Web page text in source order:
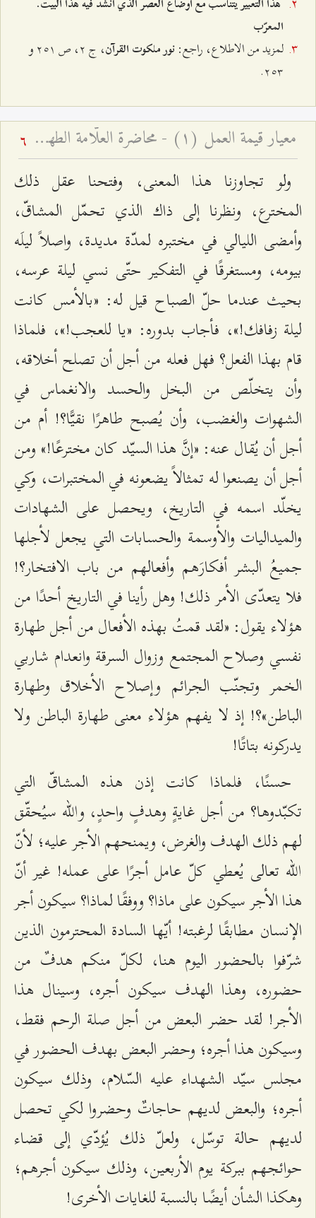
المعرّب
لمزيد من الاطلاع، راجع: نور ملكوت القرآن
، ج ٢، ص ٢٥۱ و
٢٥٣.
معيار قيمة العمل (۱) - محاضرة العلّامة الطهرانيّ في الأربعين 6
ولو تجاوزنا هذا المعنى، وفتحنا عقل ذلك
المخترع، ونظرنا إلى ذاك الذي تحمّل المشاقّ،
وأمضى الليالي في مختبره لمدّة مديدة، واصلاً ليلَه
بيومه، ومستغرقًا في التفكير حتّى نسي ليلة عرسه،
بحيث عندما حلّ الصباح قيل له: «بالأمس كانت
ليلة زفافك!»، فأجاب بدوره: «يا للعجب!»، فلماذا
قام بهذا الفعل؟ فهل فعله من أجل أن تصلح أخلاقه،
وأن يتخلّص من البخل والحسد والانغماس في
الشهوات والغضب، وأن يُصبح طاهرًا نقيًّا؟! أم من
أجل أن يُقال عنه: «إنَّ هذا السيّد كان مخترعًا!» ومن
أجل أن يصنعوا له تمثالاً يضعونه في المختبرات، وكي
يخلّد اسمه في التاريخ، ويحصل على الشهادات
والميداليات والأوسمة والحسابات التي يجعل لأجلها
جميعُ البشر أفكارَهم وأفعالهم من باب الافتخار؟!
فلا يتعدّى الأمر ذلك! وهل رأينا في التاريخ أحدًا من
هؤلاء يقول: «لقد قمتُ بهذه الأفعال من أجل طهارة
نفسي وصلاح المجتمع وزوال السرقة وانعدام شاربي
الخمر وتجنّب الجرائم وإصلاح الأخلاق وطهارة
الباطن»؟! إذ لا يفهم هؤلاء معنى طهارة الباطن ولا
يدركونه بتاتًا!
حسنًا، فلماذا كانت إذن هذه المشاقّ التي
تكبّدوها؟ من أجل غايةٍ وهدفٍ واحدٍ، والله سيُحقّق
لهم ذلك الهدف والغرض، ويمنحهم الأجر عليه؛ لأنّ
الله تعالى يُعطي كلّ عامل أجرًا على عمله! غير أنّ
هذا الأجر سيكون على ماذا؟ ووفقًا لماذا؟ سيكون أجر
الإنسان مطابقًا لرغبته! أيّها السادة المحترمون الذين
شرّفوا بالحضور اليوم هنا، لكلّ منكم هدفٌ من
حضوره، وهذا الهدف سيكون أجره، وسينال هذا
الأجر! لقد حضر البعض من أجل صلة الرحم فقط،
وسيكون هذا أجره؛ وحضر البعض بهدف الحضور في
مجلس سيّد الشهداء عليه السّلام، وذلك سيكون
أجره؛ والبعض لديهم حاجاتٌ وحضروا لكي تحصل
لديهم حالة توسّل، ولعلّ ذلك يُؤدّي إلى قضاء
حوائجهم ببركة يوم الأربعين، وذلك سيكون أجرهم؛
وهكذا الشأن أيضًا بالنسبة للغايات الأخرى!